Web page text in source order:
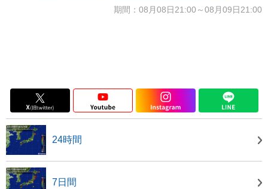
期間：08月08日21:00～08月09日21:00
24時間
7日間